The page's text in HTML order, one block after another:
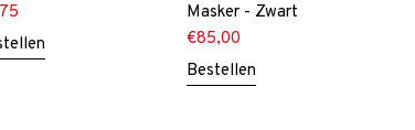
Masker - Zwart
€85,00
Bestellen